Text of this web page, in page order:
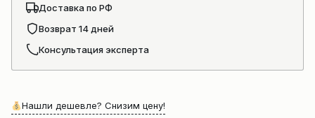
Доставка по РФ
Возврат 14 дней
Консультация эксперта
Нашли дешевле? Снизим цену!